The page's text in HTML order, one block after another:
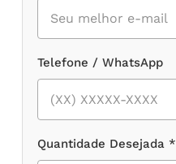
Telefone / WhatsApp
Quantidade Desejada *